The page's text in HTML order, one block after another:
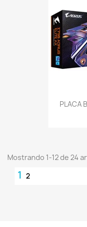
PLACA
Mostrando 1-12 de 24
1 2